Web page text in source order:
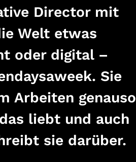
Director mit
Welt etwas
oder digital –
Sie
Arbeiten genauso
liebt und auch
sie darüber.